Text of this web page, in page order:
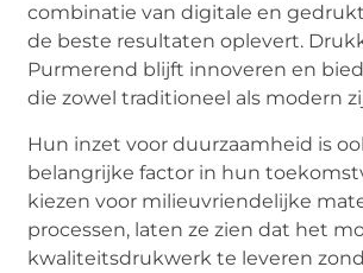
combinatie van digitale en
de beste resultaten oplevert.
Purmerend blijft innoveren en
die zowel traditioneel als modern
Hun inzet voor duurzaamheid is
belangrijke factor in hun
kiezen voor milieuvriendelijke
processen, laten ze zien dat het
kwaliteitsdrukwerk te leveren